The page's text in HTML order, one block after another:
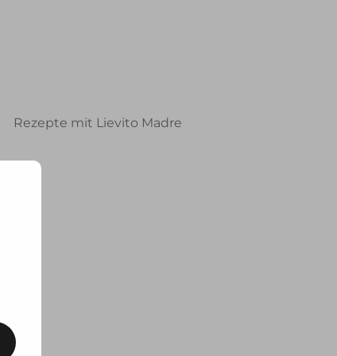
Rezepte mit Lievito Madre